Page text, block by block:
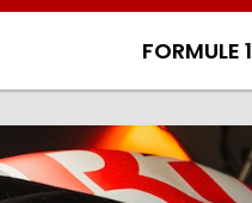
FORMULE 1